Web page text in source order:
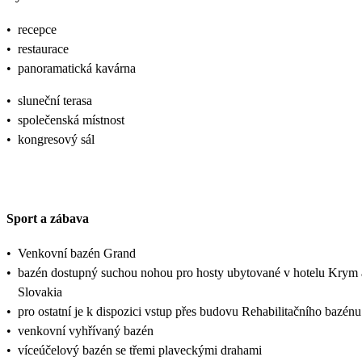
• recepce
• restaurace
• panoramatická kavárna
• sluneční terasa
• společenská místnost
• kongresový sál
Sport a zábava
• Venkovní bazén Grand
• bazén dostupný suchou nohou pro hosty ubytované v hotelu Krym
Slovakia
• pro ostatní je k dispozici vstup přes budovu Rehabilitačního bazénu
• venkovní vyhřívaný bazén
• víceúčelový bazén se třemi plaveckými drahami